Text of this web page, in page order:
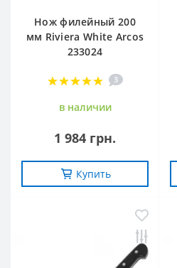
Нож филейный 200
мм Riviera White Arcos
233024
3
в наличии
1 984 грн.
Купить